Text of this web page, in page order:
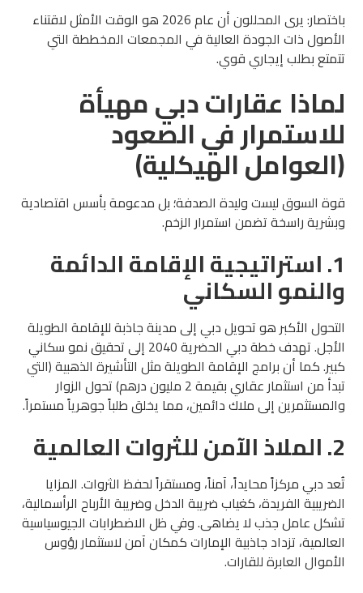
باختصار: يرى المحللون أن عام 2026 هو الوقت الأمثل لاقتناء
الأصول ذات الجودة العالية في المجمعات المخططة التي
تتمتع بطلب إيجاري قوي.
لماذا عقارات دبي مهيأة
للاستمرار في الصعود
(العوامل الهيكلية)
قوة السوق ليست وليدة الصدفة؛ بل مدعومة بأسس اقتصادية
وبشرية راسخة تضمن استمرار الزخم.
1. استراتيجية الإقامة الدائمة
والنمو السكاني
التحول الأكبر هو تحويل دبي إلى مدينة جاذبة للإقامة الطويلة
الأجل. تهدف خطة دبي الحضرية 2040 إلى تحقيق نمو سكاني
كبير. كما أن برامج الإقامة الطويلة مثل التأشيرة الذهبية (التي
تبدأ من استثمار عقاري بقيمة 2 مليون درهم) تحول الزوار
والمستثمرين إلى ملاك دائمين، مما يخلق طلباً جوهرياً مستمراً.
2. الملاذ الآمن للثروات العالمية
تُعد دبي مركزاً محايداً، آمناً، ومستقراً لحفظ الثروات. المزايا
الضريبية الفريدة، كغياب ضريبة الدخل وضريبة الأرباح الرأسمالية،
تشكل عامل جذب لا يضاهى. وفي ظل الاضطرابات الجيوسياسية
العالمية، تزداد جاذبية الإمارات كمكان آمن لاستثمار رؤوس
الأموال العابرة للقارات.